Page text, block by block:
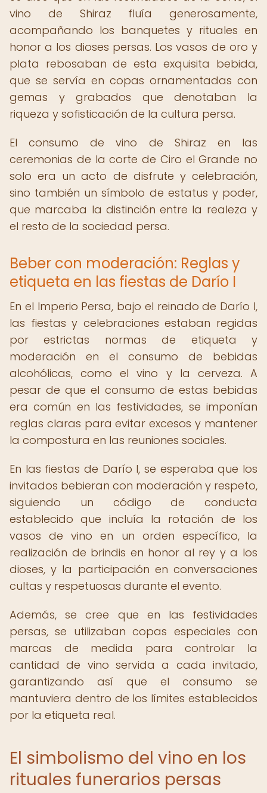
vino de Shiraz fluía generosamente,
acompañando los banquetes y rituales en
honor a los dioses persas. Los vasos de oro y
plata rebosaban de esta exquisita bebida,
que se servía en copas ornamentadas con
gemas y grabados que denotaban la
riqueza y sofisticación de la cultura persa.
El consumo de vino de Shiraz en las
ceremonias de la corte de Ciro el Grande no
solo era un acto de disfrute y celebración,
sino también un símbolo de estatus y poder,
que marcaba la distinción entre la realeza y
el resto de la sociedad persa.
Beber con moderación: Reglas y
etiqueta en las fiestas de Darío I
En el Imperio Persa, bajo el reinado de Darío I,
las fiestas y celebraciones estaban regidas
por estrictas normas de etiqueta y
moderación en el consumo de bebidas
alcohólicas, como el vino y la cerveza. A
pesar de que el consumo de estas bebidas
era común en las festividades, se imponían
reglas claras para evitar excesos y mantener
la compostura en las reuniones sociales.
En las fiestas de Darío I, se esperaba que los
invitados bebieran con moderación y respeto,
siguiendo un código de conducta
establecido que incluía la rotación de los
vasos de vino en un orden específico, la
realización de brindis en honor al rey y a los
dioses, y la participación en conversaciones
cultas y respetuosas durante el evento.
Además, se cree que en las festividades
persas, se utilizaban copas especiales con
marcas de medida para controlar la
cantidad de vino servida a cada invitado,
garantizando así que el consumo se
mantuviera dentro de los límites establecidos
por la etiqueta real.
El simbolismo del vino en los
rituales funerarios persas